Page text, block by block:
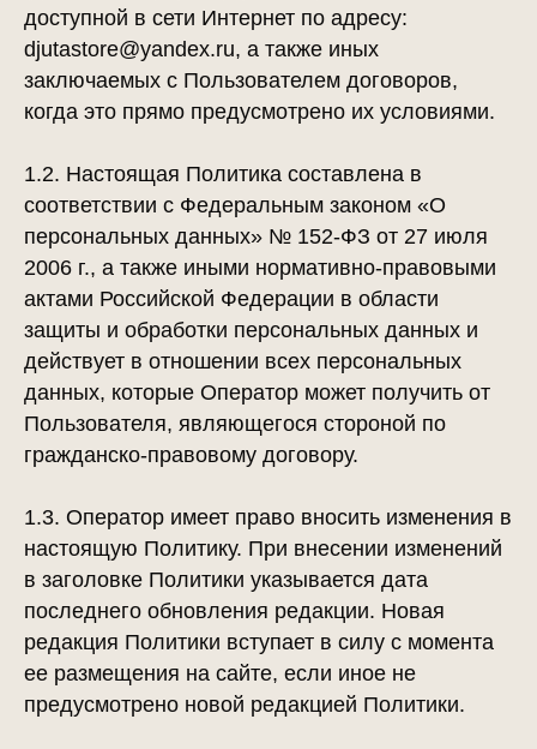
доступной в сети Интернет по адресу:
djutastore@yandex.ru, а также иных
заключаемых с Пользователем договоров,
когда это прямо предусмотрено их условиями.
1.2. Настоящая Политика составлена в
соответствии с Федеральным законом «О
персональных данных» № 152-ФЗ от 27 июля
2006 г., а также иными нормативно-правовыми
актами Российской Федерации в области
защиты и обработки персональных данных и
действует в отношении всех персональных
данных, которые Оператор может получить от
Пользователя, являющегося стороной по
гражданско-правовому договору.
1.3. Оператор имеет право вносить изменения в
настоящую Политику. При внесении изменений
в заголовке Политики указывается дата
последнего обновления редакции. Новая
редакция Политики вступает в силу с момента
ее размещения на сайте, если иное не
предусмотрено новой редакцией Политики.